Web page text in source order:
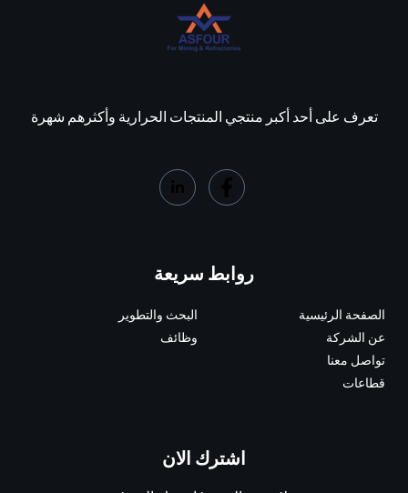
تعرف على أحد أكبر منتجي المنتجات الحرارية وأكثرهم شهرة
روابط سريعة
الصفحة الرئيسية
عن الشركة
تواصل معنا
قطاعات
البحث والتطوير
وظائف
اشترك الان